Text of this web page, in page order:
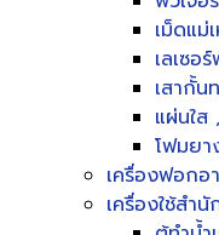
เม็ดแ
เลเซอ
เสากั้น
แผ่นใส
โฟมยา
เครื่องฟอกอ
เครื่องใช้สำนั